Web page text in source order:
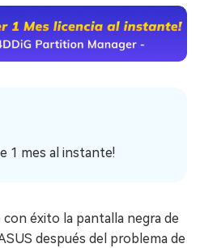
1 mes al instante!
éxito la pantalla negra de
después del problema de